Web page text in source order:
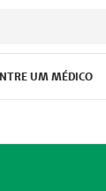
UM MÉDICO